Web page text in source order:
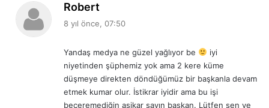
Robert
8 yıl önce, 07:50
Yandaş medya ne güzel yağlıyor be
iyi
niyetinden şüphemiz yok ama 2 kere küme
düşmeye direkten döndüğümüz bir başkanla devam
etmek kumar olur. İstikrar iyidir ama bu işi
beceremediğin aşikar sayın başkan. Lütfen sen ve